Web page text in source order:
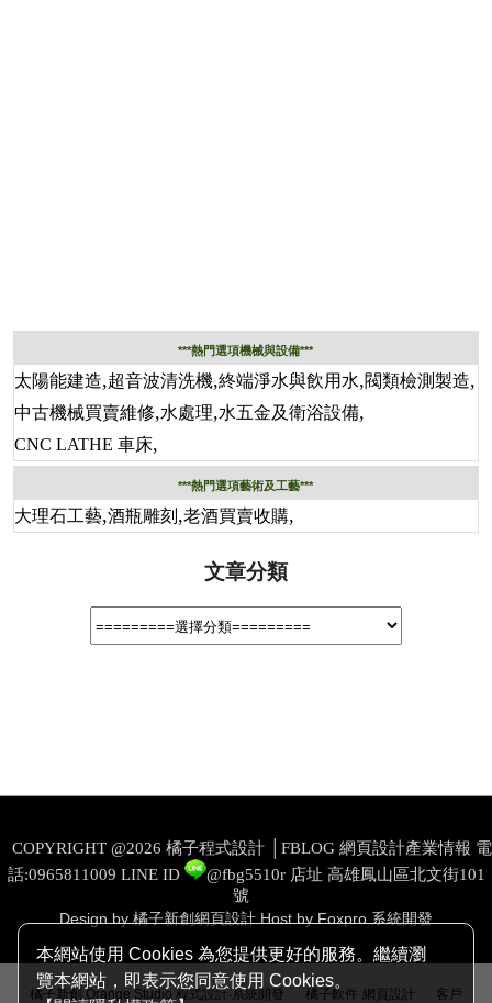
本網站使用 Cookies 為您提供更好的服務。繼續瀏
覽本網站，即表示您同意使用 Cookies。
***熱門選項機械與設備***
太陽能建造,超音波清洗機,終端淨水與飲用水,閥類檢測製造,
中古機械買賣維修,水處理,水五金及衛浴設備,
CNC LATHE 車床,
***熱門選項藝術及工藝***
大理石工藝,酒瓶雕刻 ,老酒買賣收購,
文章分類
COPYRIGHT @2026 橘子程式設計 │FBLOG 網頁設計產業情報 電
話:0965811009 LINE ID @fbg5510r 店址 高雄鳳山區北文街101
號
Design by 橘子新創網頁設計 Host by Foxpro 系統開發
橘子新創 Orange Studio 程式設計‧系統開發│橘子軟件 網頁設計 客戶